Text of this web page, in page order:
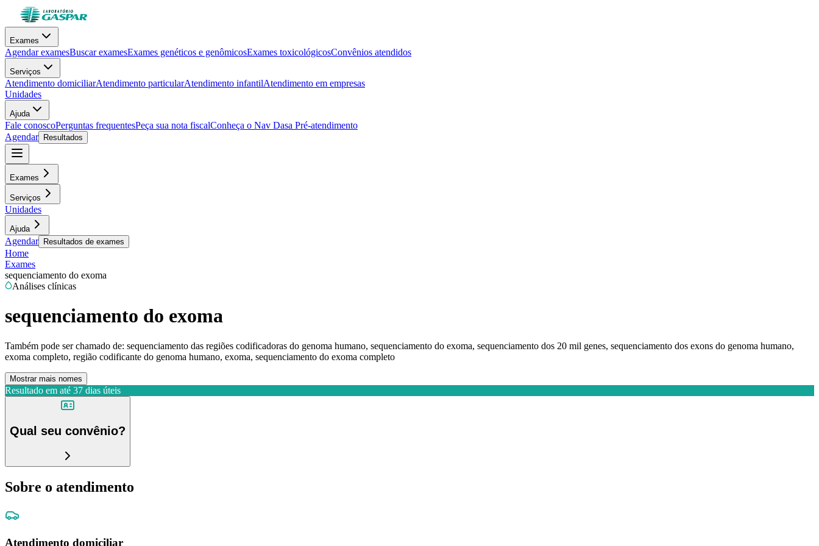
Exames
Agendar examesBuscar examesExames genéticos e genômicosExames toxicológicosConvênios atendidos
Serviços
Atendimento domiciliarAtendimento particularAtendimento infantilAtendimento em empresas
Unidades
Ajuda
Fale conoscoPerguntas frequentesPeça sua nota fiscalConheça o Nav Dasa Pré-atendimento
Agendar
Resultados
Exames
Serviços
Unidades
Ajuda
Agendar Resultados de exames
Home
Exames
sequenciamento do exoma
Análises clínicas
sequenciamento do exoma
Também pode ser chamado de: sequenciamento das regiões codificadoras do genoma humano, sequenciamento do exoma, sequenciamento dos 20 mil genes, sequenciamento dos exons do genoma humano,
exoma completo, região codificante do genoma humano, exoma, sequenciamento do exoma completo
Mostrar mais nomes
Resultado em até 37 dias úteis
Qual seu convênio?
Sobre o atendimento
Atendimento domiciliar